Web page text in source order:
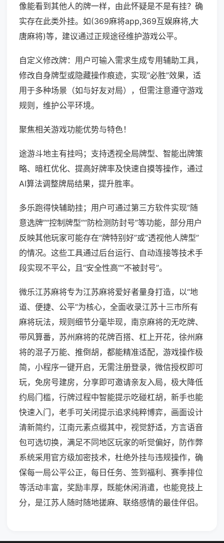
像能看到其他人的牌一样，由此怀疑是不是有挂？确
实存在此类外挂。如(369麻将app,369互娱麻将,大
唐麻将)等，建议通过正规途径维护游戏公平。
自定义修改牌：用户可输入需求生成专用辅助工具，
修改自身牌型或隐藏操作痕迹，实现“必胜”效果，适
用于多种场景（如与好友对局），但需注意遵守游戏
规则，维护公平环境。
聚焦相关游戏功能优势与特色！
途游斗地主有挂吗；支持透视全局牌型、智能出牌策
略、暗杠优化、提高好牌率及快速自摸等操作，通过
AI算法调整牌局结果，提升胜率。
多乐跑得快辅助挂；用户可通过第三方软件实现“随
意选牌”“控制牌型”“防检测防封号”等功能，部分用户
反映其他玩家可能存在“牌特别好”或“透视他人牌型”
的情况。这些工具通过后台运行、自动连接等技术手
段实现不平公，且“安全性高”“不被封号”。
微乐江苏麻将专为江苏麻将爱好者量身打造，以“地
道、便捷、公平”为核心，全面收录江苏十三市所有
麻将玩法，规则细节分毫毕现，南京麻将的无吃牌、
带风算番，苏州麻将的花牌百搭、杠上开花，徐州麻
将的混子万能、推倒胡，都能精准适配，游戏操作极
简，小程序一键开启，无需注册登录，微信授权即可
玩，免房号建房，分享即可邀请亲友入局，极大降低
约局门槛，行牌过程中智能提示吃碰杠胡，新手也能
快速入门，老手可关闭提示追求纯粹博弈，画面设计
清新简约，江南元素点缀其中，视觉舒适，方言语音
包可选切换，满足不同地区玩家的听觉偏好，防作弊
系统采用官方级加密技术，杜绝外挂与违规操作，确
保每一局公平公正，每日任务、签到福利、赛季排位
等活动丰富，奖励丰厚，既能休闲消遣，也能竞技上
分，是江苏人随时随地搓麻、联络感情的最佳伴侣。